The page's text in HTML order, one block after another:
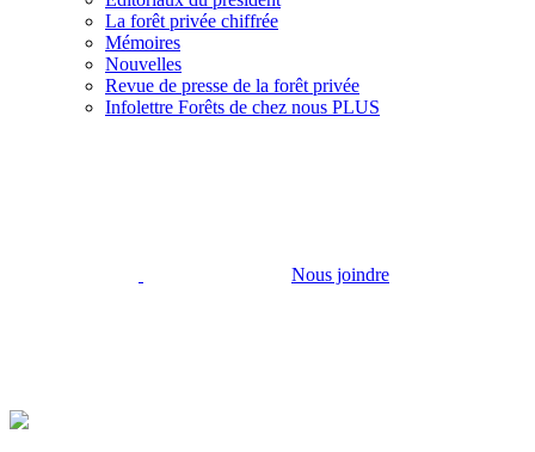
La forêt privée chiffrée
Mémoires
Nouvelles
Revue de presse de la forêt privée
Infolettre Forêts de chez nous PLUS
Nous joindre